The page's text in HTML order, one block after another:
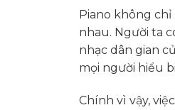
Piano không
nhau. Người ta
nhạc dân gian
mọi người hiểu
Chính vì vậy,